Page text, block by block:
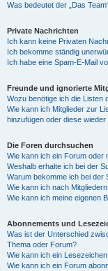
Was bedeutet der „Das
Private Nachrichten
Ich kann keine Privaten
Ich bekomme ständig
Ich habe eine Spam-E-Mail
Freunde und ignorierte
Wozu benötige ich die Listen
Wie kann ich Mitglieder zur
hinzufügen oder diese
Die Foren durchsuchen
Wie kann ich ein Forum
Weshalb erhalte ich bei der
Warum bekomme ich bei der
Wie kann ich nach
Wie kann ich meine eigenen
Abonnements und
Was ist der Unterschied
Thema oder Forum?
Wie kann ich ein
Wie kann ich ein Forum